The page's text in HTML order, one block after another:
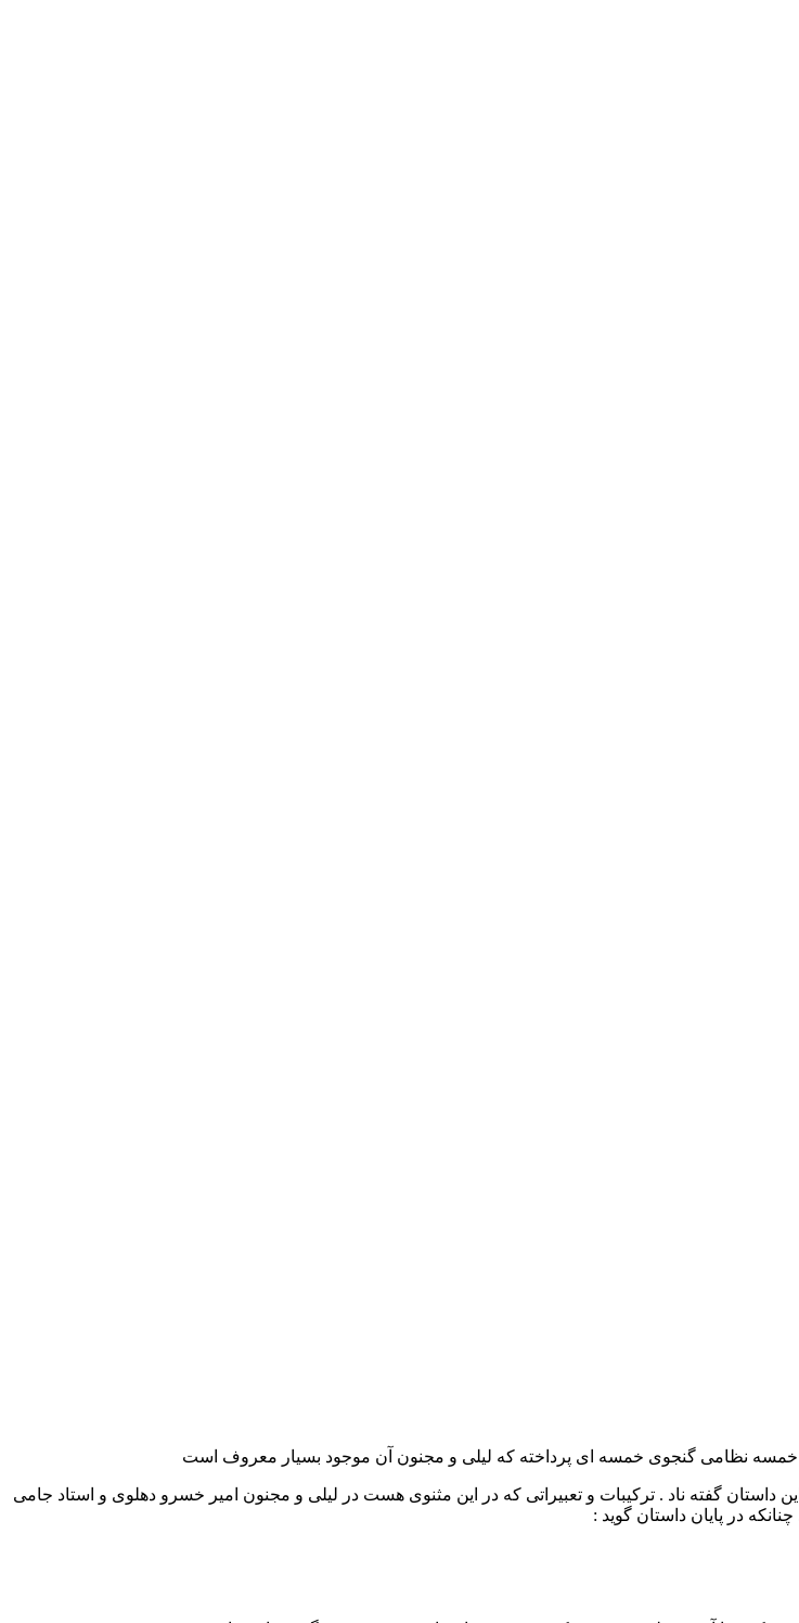
خمسه نظامی گنجوی خمسه ای پرداخته که لیلی و مجنون آن موجود بسیار معروف است
گفته ناد . ترکیبات و تعبیراتی که در این مثنوی هست در لیلی و مجنون امیر خسرو دهلوی و استاد جامی